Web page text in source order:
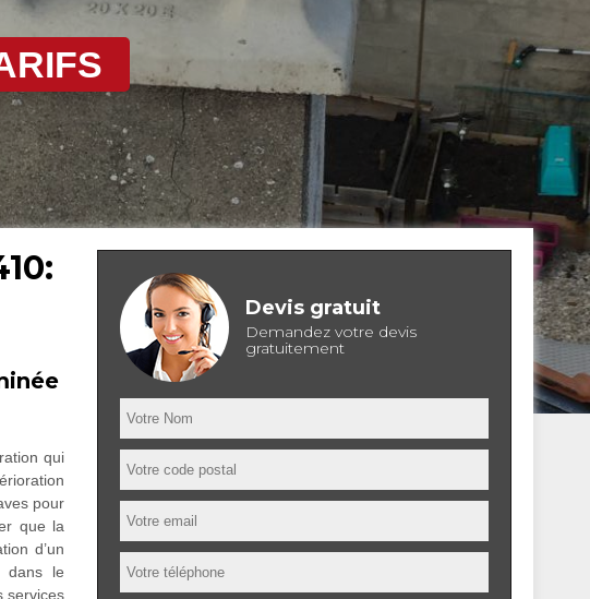
qui
pour
que la
d’un
dans le
services
Devis gratuit
Demandez votre devis
gratuitement